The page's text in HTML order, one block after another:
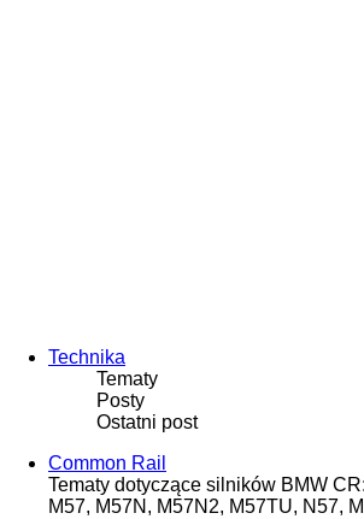
Technika
Tematy
Posty
Ostatni post
Common Rail
Tematy dotyczące silników BMW
M57, M57N, M57N2, M57TU, N57,